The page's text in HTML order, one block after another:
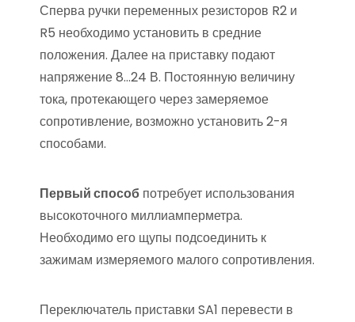
Сперва ручки переменных резисторов R2 и
R5 необходимо установить в средние
положения. Далее на приставку подают
напряжение 8…24 В. Постоянную величину
тока, протекающего через замеряемое
сопротивление, возможно установить 2-я
способами.
Первый способ потребует использования
высокоточного миллиамперметра.
Необходимо его щупы подсоединить к
зажимам измеряемого малого сопротивления.
Переключатель приставки SA1 перевести в